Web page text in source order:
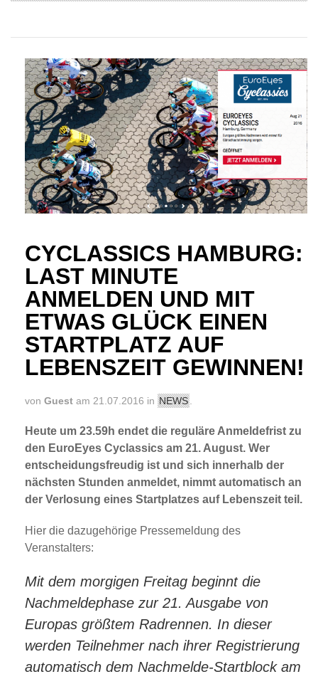
CYCLASSICS HAMBURG:
LAST MINUTE
ANMELDEN UND MIT
ETWAS GLÜCK EINEN
STARTPLATZ AUF
LEBENSZEIT GEWINNEN!
von Guest am 21.07.2016 in NEWS.
Heute um 23.59h endet die reguläre Anmeldefrist zu
den EuroEyes Cyclassics am 21. August. Wer
entscheidungsfreudig ist und sich innerhalb der
nächsten Stunden anmeldet, nimmt automatisch an
der Verlosung eines Startplatzes auf Lebenszeit teil.
Hier die dazugehörige Pressemeldung des
Veranstalters:
Mit dem morgigen Freitag beginnt die
Nachmeldephase zur 21. Ausgabe von
Europas größtem Radrennen. In dieser
werden Teilnehmer nach ihrer Registrierung
automatisch dem Nachmelde-Startblock am